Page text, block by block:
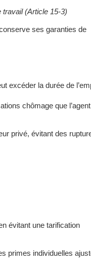
travail (Article 15-3)
ses garanties de
excéder la durée de
chômage que l’agent
privé, évitant des
évitant une tarification
primes individuelles